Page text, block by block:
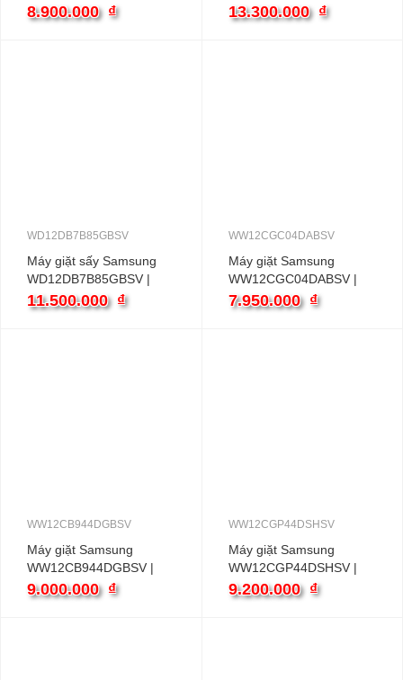
12kg cửa ngang inverter
8.900.000 ₫
12kg cửa ngang inverter
13.300.000 ₫
WD12DB7B85GBSV
Máy giặt sấy Samsung
WD12DB7B85GBSV |
12kg cửa ngang inverter
11.500.000 ₫
WW12CGC04DABSV
Máy giặt Samsung
WW12CGC04DABSV |
12kg cửa ngang inverter
7.950.000 ₫
WW12CB944DGBSV
Máy giặt Samsung
WW12CB944DGBSV |
12kg cửa ngang inverter
9.000.000 ₫
WW12CGP44DSHSV
Máy giặt Samsung
WW12CGP44DSHSV |
12kg cửa ngang inverter
9.200.000 ₫